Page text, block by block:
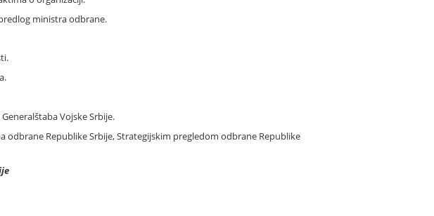
ministra odbrane.
Vojske Srbije.
odbrane Republike Srbije, Strategijskim pregledom odbrane Republike